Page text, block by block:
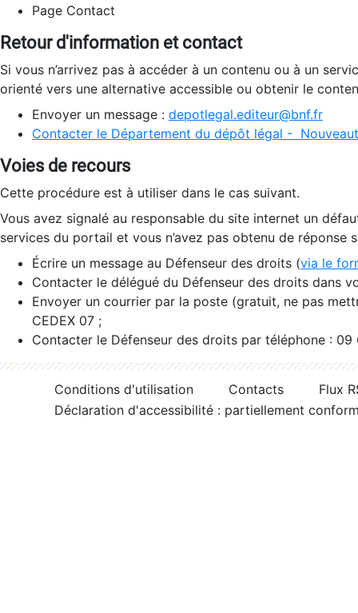
Page Contact
Retour d'information et contact
Si vous n’arrivez pas à accéder à un contenu ou à un
orienté vers une alternative accessible ou obtenir le
Envoyer un message : depotlegal.editeur@bnf.fr
Contacter le Département du dépôt légal -
Voies de recours
Cette procédure est à utiliser dans le cas suivant.
Vous avez signalé au responsable du site internet un
services du portail et vous n’avez pas obtenu de réponse
Écrire un message au Défenseur des droits (via le
Contacter le délégué du Défenseur des droits dans
Envoyer un courrier par la poste (gratuit, ne pas
CEDEX 07 ;
Contacter le Défenseur des droits par téléphone :
Conditions d'utilisation Contacts
Flux
Déclaration d'accessibilité : partiellement